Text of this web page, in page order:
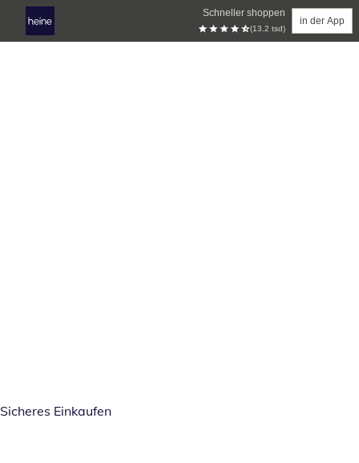
Schneller shoppen
(13.2 tsd)
in der App
Sicheres Einkaufen